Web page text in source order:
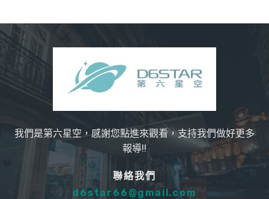
我們是第六星空，感謝您點進來觀看，支持我們做好更多
報導!!
聯絡我們
d6star66@gmail.com